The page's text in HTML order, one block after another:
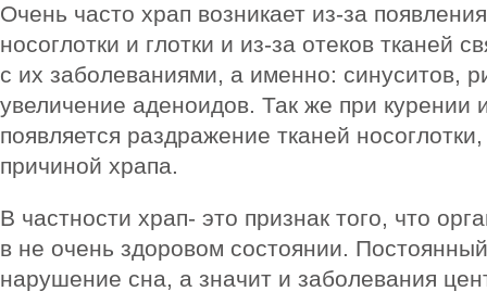
Очень часто храп возникает из-за
носоглотки и глотки и из-за отеков тканей
с их заболеваниями, а именно: синуситов,
увеличение аденоидов. Так же при курении
появляется раздражение тканей
причиной храпа.
В частности храп- это признак того, что
в не очень здоровом состоянии.
нарушение сна, а значит и заболевания